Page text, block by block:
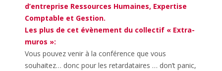
d’entreprise Ressources Humaines, Expertise
Comptable et Gestion.
Les plus de cet évènement du collectif « Extra-
muros »:
Vous pouvez venir à la conférence que vous
souhaitez… donc pour les retardataires … don’t panic,